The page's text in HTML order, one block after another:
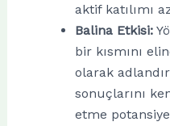
aktif katılımı
Balina Etkisi:
bir kısmını
olarak
sonuçlarını
etme